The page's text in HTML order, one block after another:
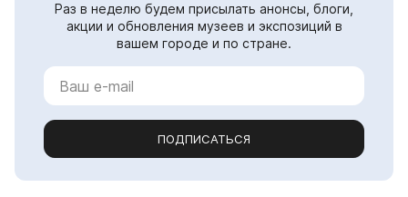
Раз в неделю будем присылать анонсы, блоги,
акции и обновления музеев и экспозиций в
вашем городе и по стране.
ПОДПИСАТЬСЯ